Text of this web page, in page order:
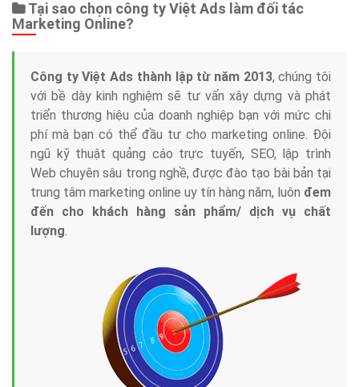
Tại sao chọn công ty Việt Ads làm đối tác
Marketing Online?
Công ty Việt Ads thành lập từ năm 2013, chúng tôi
với bề dày kinh nghiệm sẽ tư vấn xây dựng và phát
triển thương hiệu của doanh nghiệp bạn với mức chi
phí mà bạn có thể đầu tư cho marketing online. Đội
ngũ kỹ thuật quảng cáo trực tuyến, SEO, lập trình
Web chuyên sâu trong nghề, được đào tạo bài bản tại
trung tâm marketing online uy tín hàng năm, luôn đem
đến cho khách hàng sản phẩm/ dịch vụ chất
lượng.